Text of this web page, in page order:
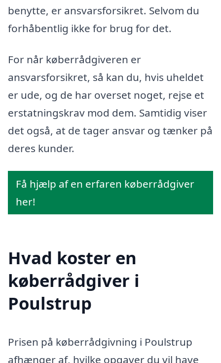
benytte, er ansvarsforsikret. Selvom du
forhåbentlig ikke for brug for det.
For når køberrådgiveren er
ansvarsforsikret, så kan du, hvis uheldet
er ude, og de har overset noget, rejse et
erstatningskrav mod dem. Samtidig viser
det også, at de tager ansvar og tænker på
deres kunder.
Få hjælp af en erfaren køberrådgiver
her!
Hvad koster en
køberrådgiver i
Poulstrup
Prisen på køberrådgivning i Poulstrup
afhænger af, hvilke opgaver du vil have